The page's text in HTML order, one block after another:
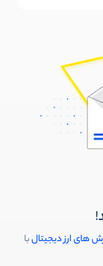
های ارز دیجیتالبا